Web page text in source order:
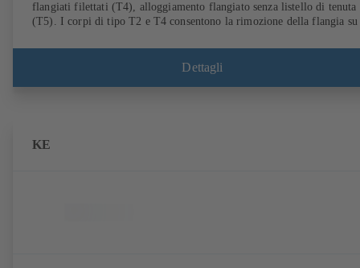
flangiati filettati (T4), alloggiamento flangiato senza listello di tenuta
(T5). I corpi di tipo T2 e T4 consentono la rimozione della flangia su
secondo EN, ASME e JIS.
Dettagli
KE